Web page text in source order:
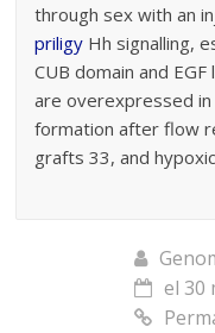
through sex with an
priligy Hh signalling,
CUB domain and
are overexpressed
formation after flow
grafts 33, and
el 30